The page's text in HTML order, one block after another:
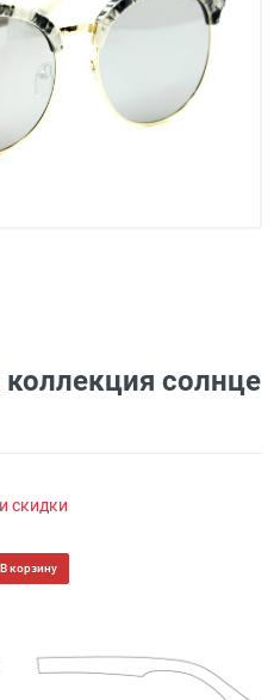
солнце
скидки
В корзину